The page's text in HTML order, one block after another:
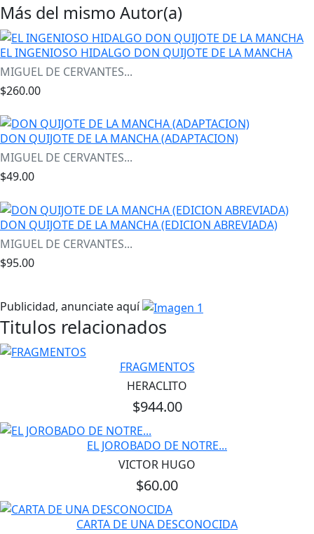
Más del mismo Autor(a)
EL INGENIOSO HIDALGO DON QUIJOTE DE LA MANCHA
MIGUEL DE CERVANTES...
$260.00
DON QUIJOTE DE LA MANCHA (ADAPTACION)
MIGUEL DE CERVANTES...
$49.00
DON QUIJOTE DE LA MANCHA (EDICION ABREVIADA)
MIGUEL DE CERVANTES...
$95.00
Publicidad, anunciate aquí
Titulos relacionados
FRAGMENTOS
HERACLITO
$944.00
EL JOROBADO DE NOTRE...
VICTOR HUGO
$60.00
CARTA DE UNA DESCONOCIDA